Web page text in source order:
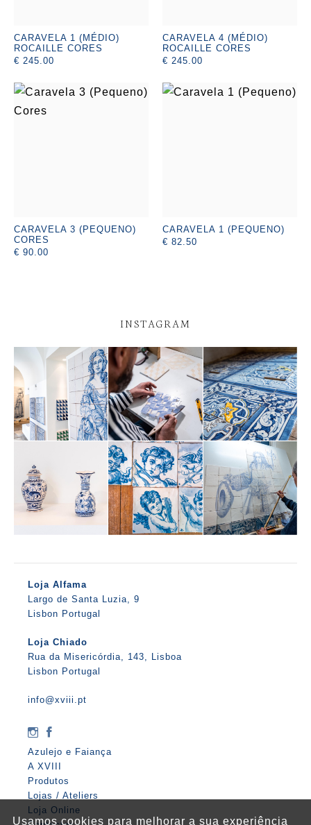
CARAVELA 1 (MÉDIO)
ROCAILLE CORES
€ 245.00
CARAVELA 4 (MÉDIO)
ROCAILLE CORES
€ 245.00
CARAVELA 3 (PEQUENO)
CORES
€ 90.00
CARAVELA 1 (PEQUENO)
€ 82.50
INSTAGRAM
Loja Alfama
Largo de Santa Luzia, 9
Lisbon Portugal
Loja Chiado
Rua da Misericórdia, 143, Lisboa
Lisbon Portugal
info@xviii.pt
Azulejo e Faiança
A XVIII
Produtos
Lojas / Ateliers
Loja Online
Usamos cookies para melhorar a sua experiência